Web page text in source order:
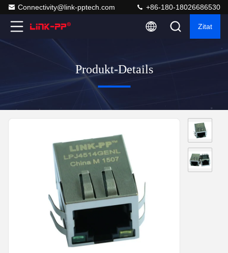
Connectivity@link-pptech.com +86-180-18026686530
Zitat
Produkt-Details